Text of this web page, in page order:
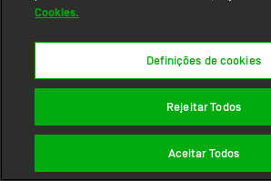
Cookies.
Definições de cookies
Rejeitar Todos
Aceitar Todos